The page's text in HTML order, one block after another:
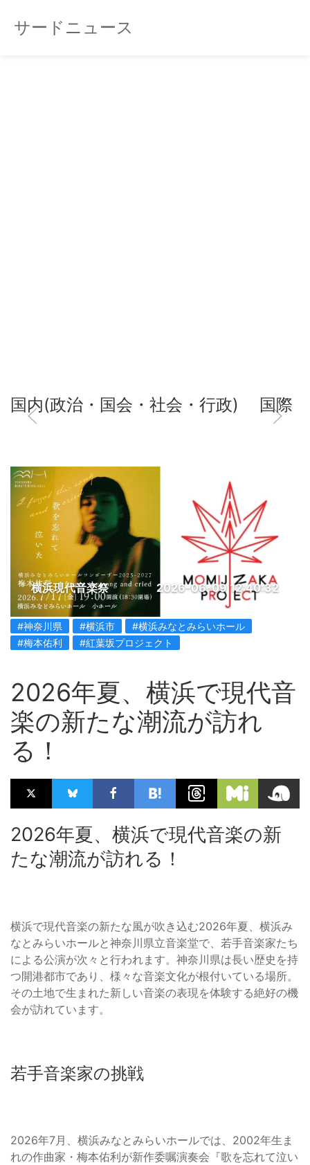
サードニュース
国内(政治・国会・社会・行政) 国際
横浜現代音楽祭 2026-06-09 12:40:32
#神奈川県 #横浜市
#横浜みなとみらいホール
#梅本佑利
#紅葉坂プロジェクト
2026年夏、横浜で現代音
楽の新たな潮流が訪れ
る！
2026年夏、横浜で現代音楽の新
たな潮流が訪れる！
横浜で現代音楽の新たな風が吹き込む2026年夏、横浜み
なとみらいホールと神奈川県立音楽堂で、若手音楽家たち
による公演が次々と行われます。神奈川県は長い歴史を持
つ開港都市であり、様々な音楽文化が根付いている場所。
その土地で生まれた新しい音楽の表現を体験する絶好の機
会が訪れています。
若手音楽家の挑戦
2026年7月、横浜みなとみらいホールでは、2002年生ま
れの作曲家・梅本佑利が新作委嘱演奏会『歌を忘れて泣い